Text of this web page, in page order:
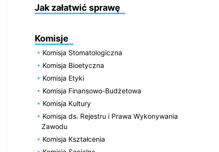
Jak załatwić sprawę
Komisje
Komisja Stomatologiczna
Komisja Bioetyczna
Komisja Etyki
Komisja Finansowo-Budżetowa
Komisja Kultury
Komisja ds. Rejestru i Prawa Wykonywania
Zawodu
Komisja Kształcenia